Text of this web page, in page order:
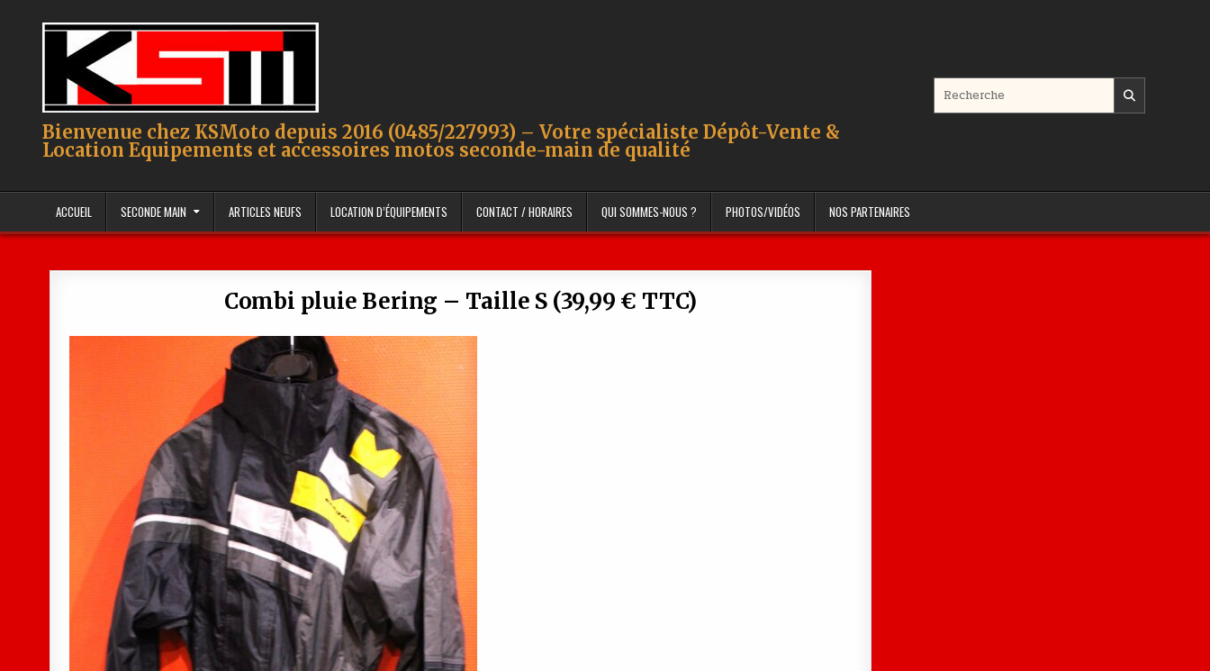
Bienvenue chez KSMoto depuis 2016 (0485/227993) – Votre spécialiste Dépôt-Vente &
Location Equipements et accessoires motos seconde-main de qualité
ACCUEIL SECONDE MAIN ARTICLES NEUFS LOCATION D’ÉQUIPEMENTS CONTACT / HORAIRES QUI SOMMES-NOUS ? PHOTOS/VIDÉOS NOS PARTENAIRES
Combi pluie Bering – Taille S (39,99 € TTC)